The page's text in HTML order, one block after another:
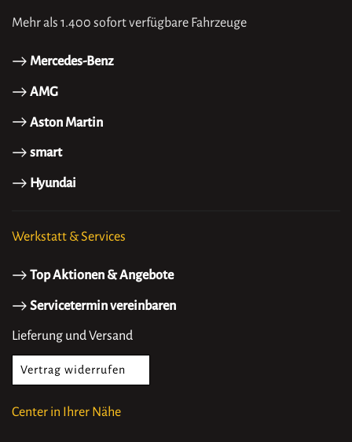
Mehr als 1.400 sofort verfügbare Fahrzeuge
Mercedes-Benz
AMG
Aston Martin
smart
Hyundai
Werkstatt & Services
Top Aktionen & Angebote
Servicetermin vereinbaren
Lieferung und Versand
Vertrag widerrufen
Center in Ihrer Nähe